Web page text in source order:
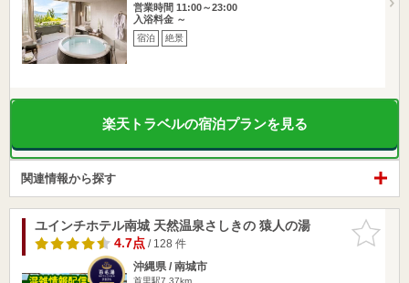
営業時間 11:00～23:00
入浴料金 ～
宿泊 絶景
楽天トラベルの宿泊プランを見る
関連情報から探す
お気に入
りに追加
ユインチホテル南城 天然温泉さしきの 猿人の湯
4.7点/ 128 件
沖縄県 / 南城市
首里駅7.37km